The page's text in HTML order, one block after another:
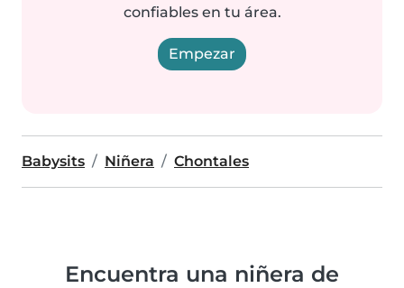
confiables en tu área.
Empezar
Babysits Niñera Chontales
Encuentra una niñera de